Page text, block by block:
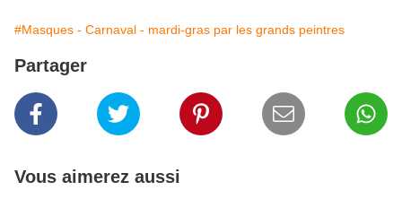
#Masques - Carnaval - mardi-gras par les grands peintres
Partager
Vous aimerez aussi